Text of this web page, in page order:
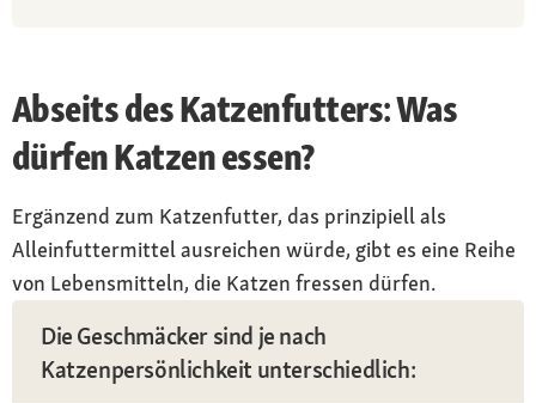
Abseits des Katzenfutters: Was
dürfen Katzen essen?
Ergänzend zum Katzenfutter, das prinzipiell als
Alleinfuttermittel ausreichen würde, gibt es eine Reihe
von Lebensmitteln, die Katzen fressen dürfen.
Die Geschmäcker sind je nach
Katzenpersönlichkeit unterschiedlich: